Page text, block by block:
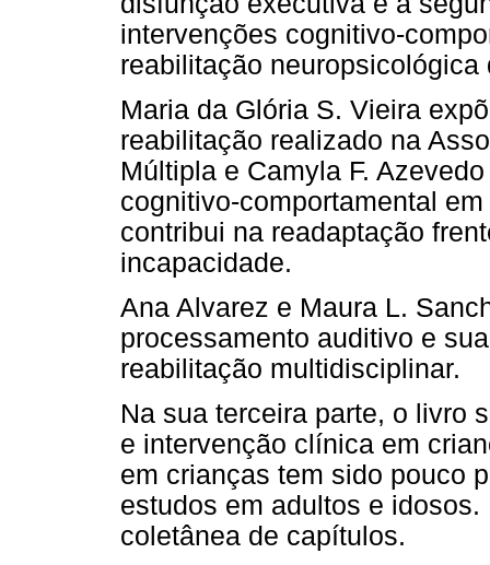
intervenções cognitivo-
reabilitação
Maria da Glória S. Vieira
reabilitação realizado na
Múltipla e Camyla F.
cognitivo-comportamental
contribui na readaptação
incapacidade.
Ana Alvarez e Maura L.
processamento auditivo e
reabilitação multidisciplinar.
Na sua terceira parte, o livro
e intervenção clínica em
em crianças tem sido pouco
estudos em adultos e
coletânea de capítulos.